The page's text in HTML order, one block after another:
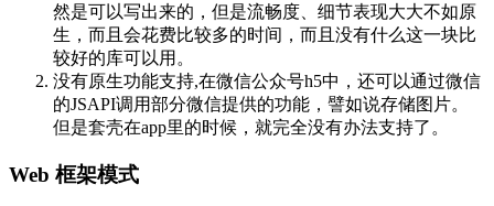
然是可以写出来的，但是流畅度、细节表现大大不如原
生，而且会花费比较多的时间，而且没有什么这一块比
较好的库可以用。
没有原生功能支持,在微信公众号h5中，还可以通过微信
的JSAPI调用部分微信提供的功能，譬如说存储图片。
但是套壳在app里的时候，就完全没有办法支持了。
Web 框架模式